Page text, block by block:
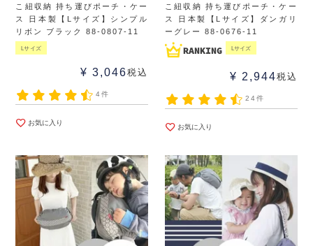
こ紐収納 持ち運びポーチ・ケー
ス 日本製【Lサイズ】シンプル
リボン ブラック 88-0807-11
Lサイズ
¥ 3,046税込
4件
お気に入り
こ紐収納 持ち運びポーチ・ケー
ス 日本製【Lサイズ】ダンガリ
ーグレー 88-0676-11
Lサイズ
¥ 2,944税込
24件
お気に入り